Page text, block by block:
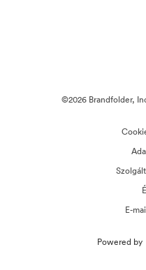
©2026 Brandfolder,
E-
Powered by